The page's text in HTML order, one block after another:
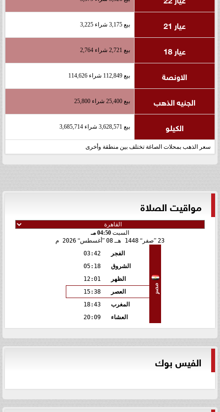
عيار 21 بيع 3,175 شراء 3,225
عيار 18 بيع 2,721 شراء 2,764
الاونصة بيع 112,849 شراء 114,626
الجنيه الذهب بيع 25,400 شراء 25,800
الكيلو بيع 3,628,571 شراء 3,685,714
سعر الذهب بمحلات الصاغة تختلف بين منطقة وأخرى
مواقيت الصلاة
السبت 04:50 مـ
23 صفر 1448 هـ 08 أغسطس 2026 م
مصر
الفجر
03:42
الشروق
05:18
الظهر
12:01
العصر
15:38
المغرب
18:43
العشاء
20:09
الفيس بوك